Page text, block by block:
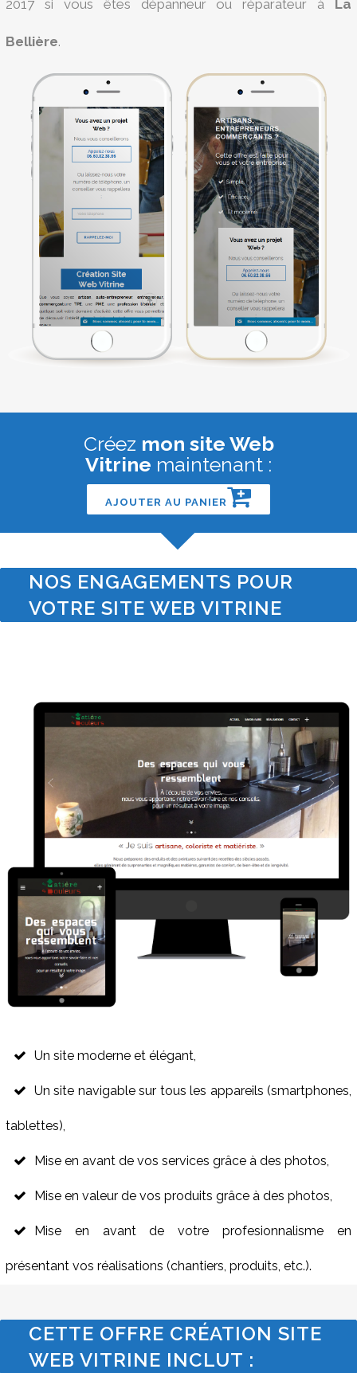
2017 si vous êtes dépanneur ou réparateur à La
Bellière.
Créez mon site Web
Vitrine maintenant :
AJOUTER AU PANIER
NOS ENGAGEMENTS POUR
VOTRE SITE WEB VITRINE
Un site moderne et élégant,
Un site navigable sur tous les appareils (smartphones,
tablettes),
Mise en avant de vos services grâce à des photos,
Mise en valeur de vos produits grâce à des photos,
Mise en avant de votre profesionnalisme en
présentant vos réalisations (chantiers, produits, etc.).
CETTE OFFRE CRÉATION SITE
WEB VITRINE INCLUT :